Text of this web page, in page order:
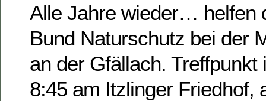
Alle Jahre wieder… helfen
Bund Naturschutz bei der
an der Gfällach.
8:45 am Itzlinger Friedhof,